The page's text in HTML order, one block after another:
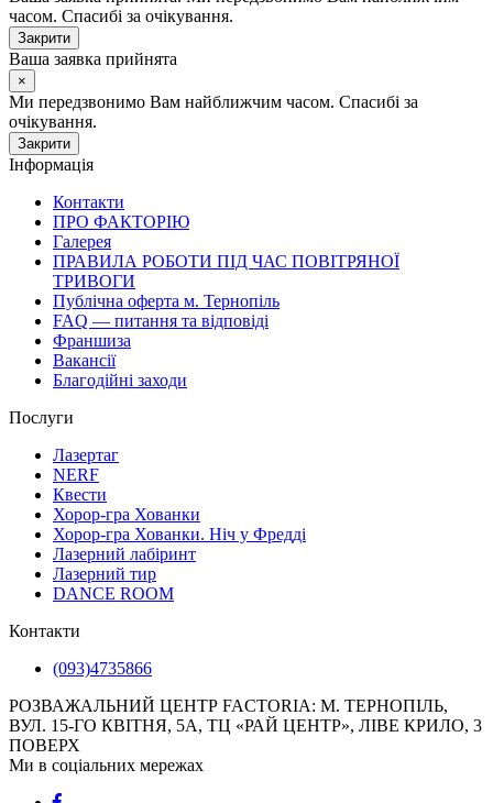
часом. Спасибі за очікування.
Закрити
Ваша заявка прийнята
×
Ми передзвонимо Вам найближчим часом. Спасибі за
очікування.
Закрити
Інформація
Контакти
ПРО ФАКТОРІЮ
Галерея
ПРАВИЛА РОБОТИ ПІД ЧАС ПОВІТРЯНОЇ
ТРИВОГИ
Публічна оферта м. Тернопіль
FAQ — питання та відповіді
Франшиза
Вакансії
Благодійні заходи
Послуги
Лазертаг
NERF
Квести
Хорор-гра Хованки
Хорор-гра Хованки. Ніч у Фредді
Лазерний лабіринт
Лазерний тир
DANCE ROOM
Контакти
(093)4735866
РОЗВАЖАЛЬНИЙ ЦЕНТР FACTORIA: М. ТЕРНОПІЛЬ, ​
ВУЛ. 15-ГО КВІТНЯ, 5А, ТЦ «РАЙ ЦЕНТР», ЛІВЕ КРИЛО, 3
ПОВЕРХ
Ми в соціальних мережах